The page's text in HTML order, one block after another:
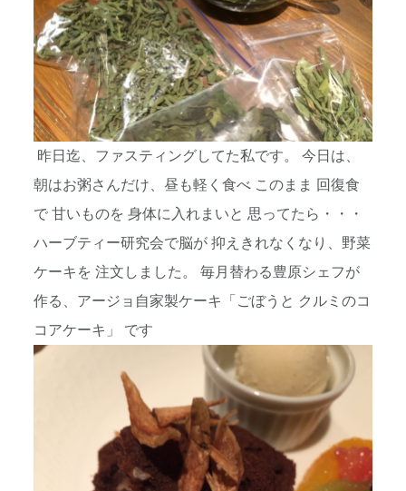
昨日迄、ファスティングしてた私です。 今日は、
朝はお粥さんだけ、昼も軽く食べ このまま 回復食
で 甘いものを 身体に入れまいと 思ってたら・・・
ハーブティー研究会で脳が 抑えきれなくなり、野菜
ケーキを 注文しました。 毎月替わる豊原シェフが
作る、アージョ自家製ケーキ「ごぼうと クルミのコ
コアケーキ」 です